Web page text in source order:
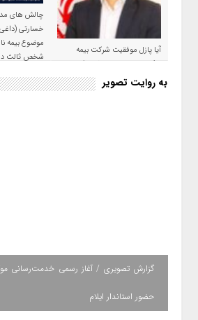
آیا پازل موفقیت شرکت بیمه
حکمت صبا در سال ۱۴۰۵ کامل می
شود؟!
چالش های
خسارتی
موضوع بیمه
شخص ثالث
به روایت تصویر
گزارش تصویری / آغاز رسمی خدمت‌رسانی
حضور استاندار ایلام